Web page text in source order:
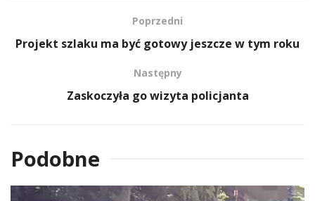
Poprzedni
Projekt szlaku ma być gotowy jeszcze w tym roku
Następny
Zaskoczyła go wizyta policjanta
Podobne